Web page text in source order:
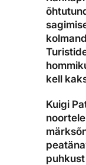
kell
Kuigi